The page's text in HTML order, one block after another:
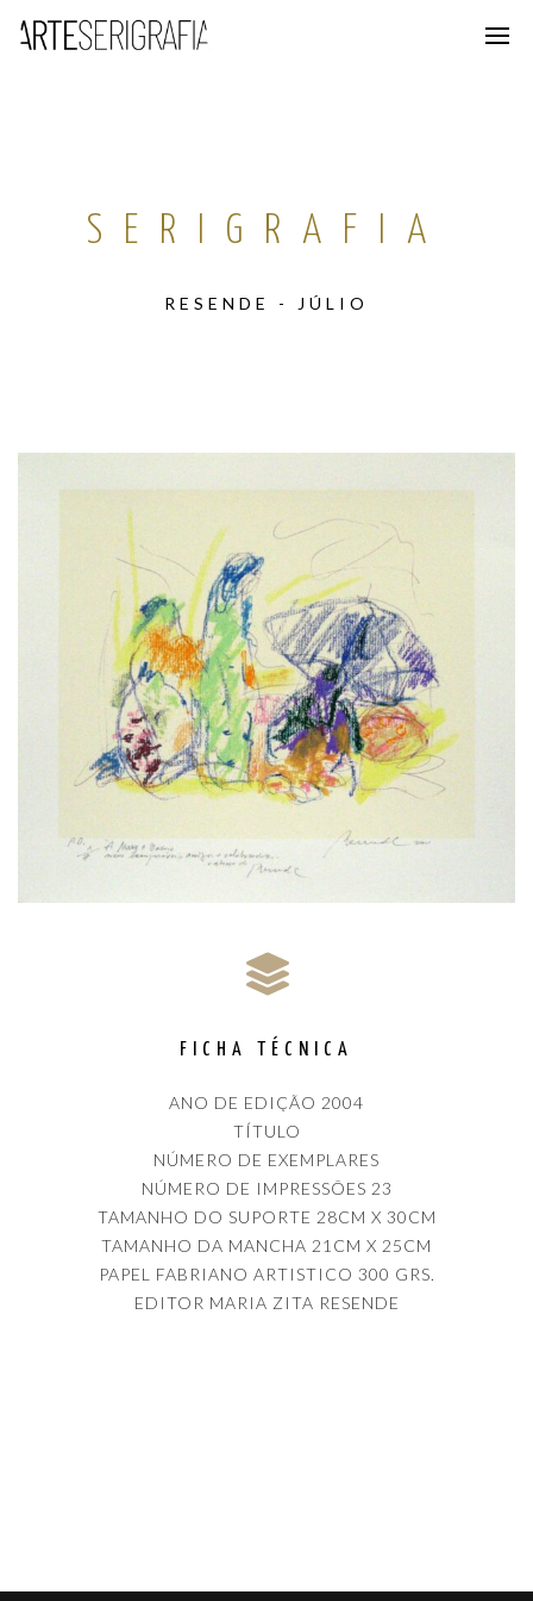
SERIGRAFIA
RESENDE - JÚLIO
FICHA TÉCNICA
ANO DE EDIÇÃO 2004
TÍTULO
NÚMERO DE EXEMPLARES
NÚMERO DE IMPRESSÕES 23
TAMANHO DO SUPORTE 28CM X 30CM
TAMANHO DA MANCHA 21CM X 25CM
PAPEL FABRIANO ARTISTICO 300 GRS.
EDITOR MARIA ZITA RESENDE